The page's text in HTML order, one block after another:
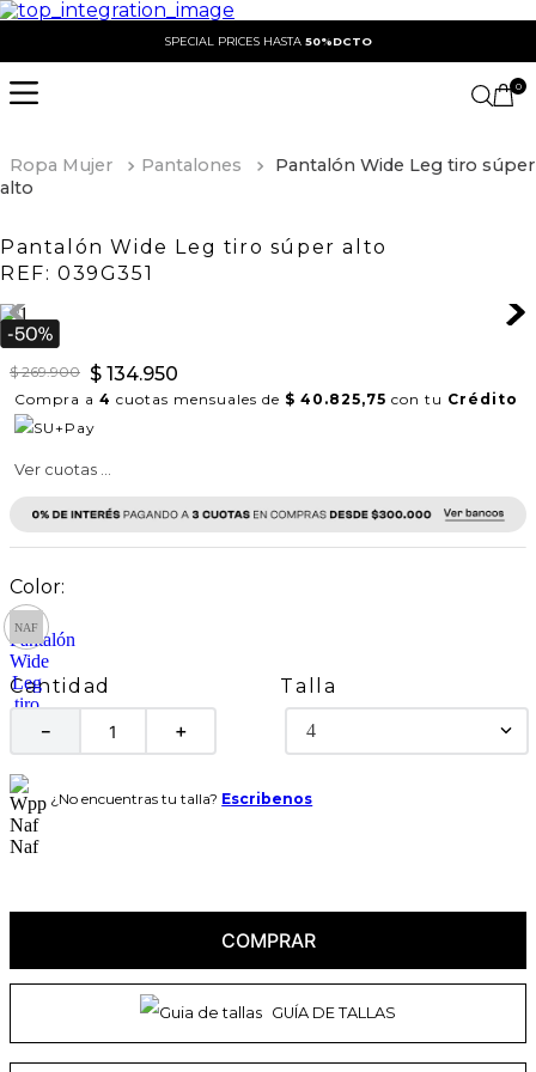
SPECIAL PRICES HASTA 50%DCTO
0
Ropa Mujer Pantalones
Pantalón Wide Leg tiro súper
alto
Pantalón Wide Leg tiro súper alto
REF: 039G351
$ 269.900 $ 134.950
Compra a 4 cuotas mensuales de $ 40.825,75 con tu Crédito
Ver cuotas ...
Cantidad
＋
－
Talla
4
¿No encuentras tu talla? Escribenos
COMPRAR
GUÍA DE TALLAS